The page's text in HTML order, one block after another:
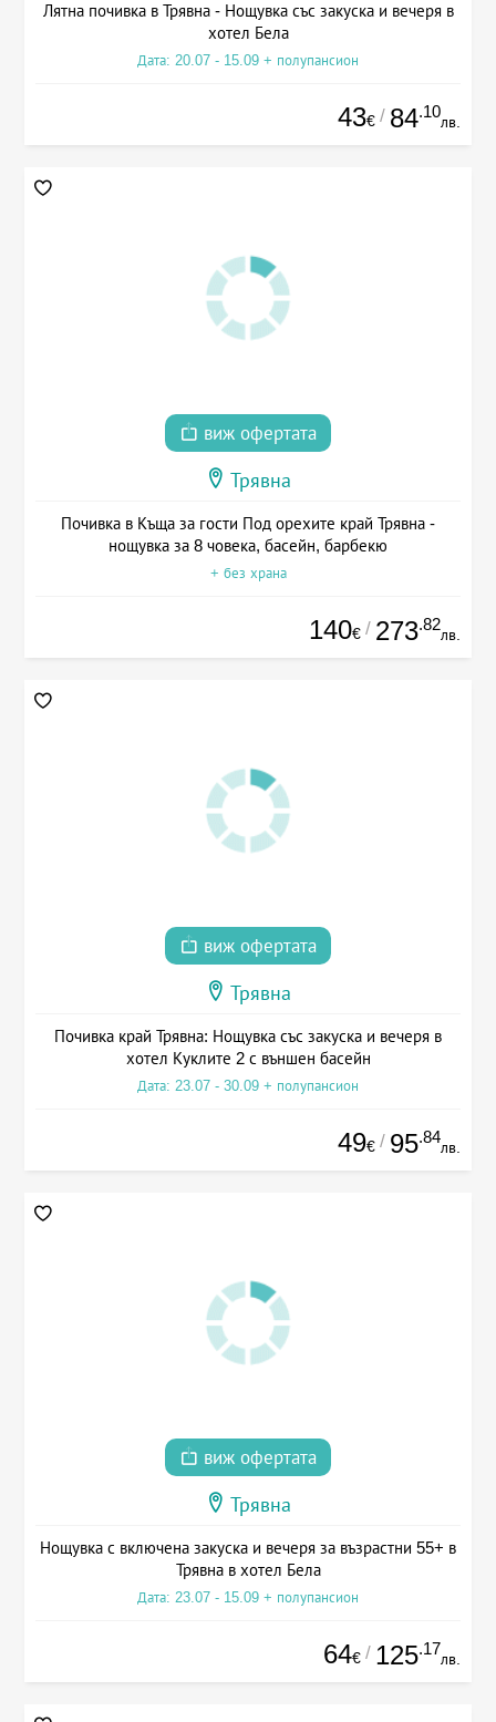
Лятна почивка в Трявна - Нощувка със закуска и вечеря в
хотел Бела
Дата: 20.07 - 15.09 + полупансион
43€ / 84.10
лв.
виж офертата
Трявна
Почивка в Къща за гости Под орехите край Трявна -
нощувка за 8 човека, басейн, барбекю
+ без храна
140€ / 273.82
лв.
виж офертата
Трявна
Почивка край Трявна: Нощувка със закуска и вечеря в
хотел Куклите 2 с външен басейн
Дата: 23.07 - 30.09 + полупансион
49€ / 95.84
лв.
виж офертата
Трявна
Нощувка с включена закуска и вечеря за възрастни 55+ в
Трявна в хотел Бела
Дата: 23.07 - 15.09 + полупансион
64€ / 125.17
лв.